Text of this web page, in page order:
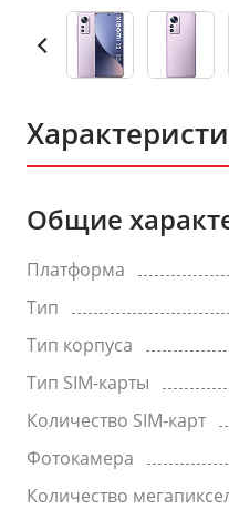
Общие
Платформа
Тип
Тип корпуса
Тип SIM-карты
Количество SIM-карт
Фотокамера
Количество